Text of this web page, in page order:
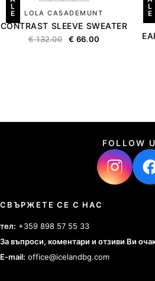
L
E
LOLA CASADEMUNT
CONTRAST SLEEVE SWEATER
€132.00 € 66.00
L
E
FOLLOW
СВЪРЖЕТЕ СЕ С НАС
тел: +359 898 57 55 33
За въпроси, коментари и отзиви Ви
E-mail: office@icelandbg.com